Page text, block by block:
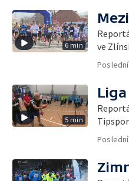
6 min
ve
5 min